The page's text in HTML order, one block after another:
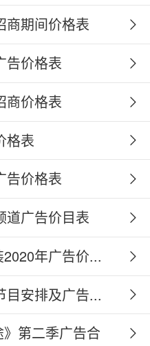
商期间价格表
告价格表
商价格表
格表
告价格表
道广告价目表
年广告价...
目安排及广告...
第二季广告合